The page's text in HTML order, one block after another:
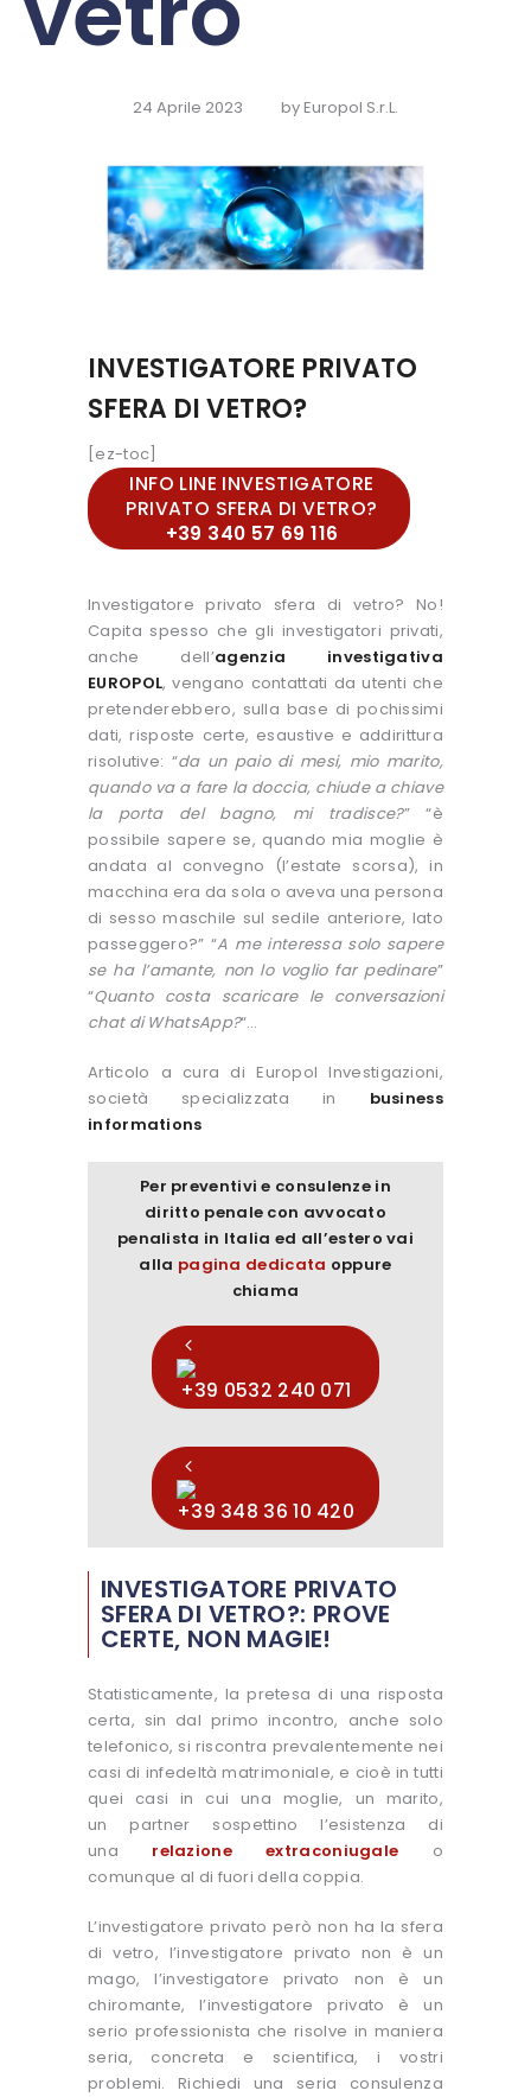
24 Aprile 2023 by Europol S.r.L.
INVESTIGATORE PRIVATO
SFERA DI VETRO?
[ez-toc]
INFO LINE INVESTIGATORE
PRIVATO SFERA DI VETRO?
+39 340 57 69 116
Investigatore privato sfera di vetro? No!
Capita spesso che gli investigatori privati,
anche dell’agenzia investigativa
EUROPOL, vengano contattati da utenti che
pretenderebbero, sulla base di pochissimi
dati, risposte certe, esaustive e addirittura
risolutive: “da un paio di mesi, mio marito,
quando va a fare la doccia, chiude a chiave
la porta del bagno, mi tradisce?” “è
possibile sapere se, quando mia moglie è
andata al convegno (l’estate scorsa), in
macchina era da sola o aveva una persona
di sesso maschile sul sedile anteriore, lato
passeggero?” “A me interessa solo sapere
se ha l’amante, non lo voglio far pedinare”
“Quanto costa scaricare le conversazioni
chat di WhatsApp?“…
Articolo a cura di Europol Investigazioni,
società specializzata in business
informations
Per preventivi e consulenze in
diritto penale con avvocato
penalista in Italia ed all’estero vai
alla pagina dedicata oppure
chiama
+39 0532 240 071
+39 348 36 10 420
INVESTIGATORE PRIVATO
SFERA DI VETRO?: PROVE
CERTE, NON MAGIE!
Statisticamente, la pretesa di una risposta
certa, sin dal primo incontro, anche solo
telefonico, si riscontra prevalentemente nei
casi di infedeltà matrimoniale, e cioè in tutti
quei casi in cui una moglie, un marito,
un partner sospettino l’esistenza di
una relazione extraconiugale o
comunque al di fuori della coppia.
L’investigatore privato però non ha la sfera
di vetro, l’investigatore privato non è un
mago, l’investigatore privato non è un
chiromante, l’investigatore privato è un
serio professionista che risolve in maniera
seria, concreta e scientifica, i vostri
problemi. Richiedi una seria consulenza